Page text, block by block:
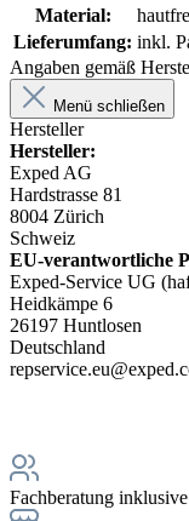
Material:
Lieferumfang: inkl.
Angaben gemäß
Menü schließen
Hersteller
Hersteller:
Exped AG
Hardstrasse 81
8004 Zürich
Schweiz
EU-verantwortliche
Exped-Service UG
Heidkämpe 6
26197 Huntlosen
Deutschland
Fachberatung inklusive